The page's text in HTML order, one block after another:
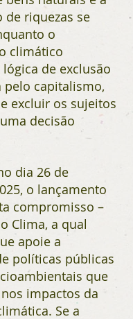
de riquezas se
o
climático
de exclusão
pelo capitalismo,
excluir os sujeitos
decisão
dia 26 de
o lançamento
compromisso –
Clima, a qual
apoie a
políticas públicas
que
impactos da
Se a